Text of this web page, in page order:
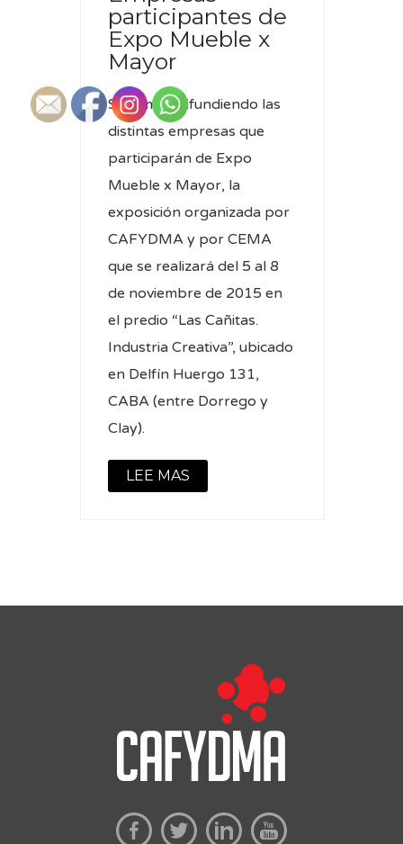
participantes de
Expo Mueble x
Mayor
Seguimos difundiendo las
distintas empresas que
participarán de Expo
Mueble x Mayor, la
exposición organizada por
CAFYDMA y por CEMA
que se realizará del 5 al 8
de noviembre de 2015 en
el predio “Las Cañitas.
Industria Creativa”, ubicado
en Delfín Huergo 131,
CABA (entre Dorrego y
Clay).
LEE MAS